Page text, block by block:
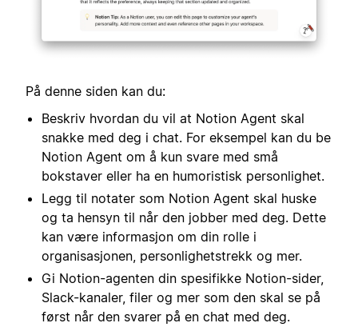
På denne siden kan du:
Beskriv hvordan du vil at Notion Agent skal
snakke med deg i chat. For eksempel kan du be
Notion Agent om å kun svare med små
bokstaver eller ha en humoristisk personlighet.
Legg til notater som Notion Agent skal huske
og ta hensyn til når den jobber med deg. Dette
kan være informasjon om din rolle i
organisasjonen, personlighetstrekk og mer.
Gi Notion-agenten din spesifikke Notion-sider,
Slack-kanaler, filer og mer som den skal se på
først når den svarer på en chat med deg.